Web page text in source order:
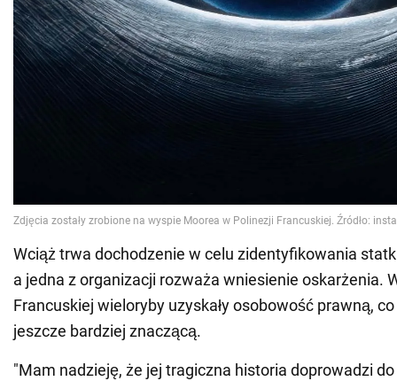
Wciąż trwa dochodzenie w celu zidentyfikowania
a jedna z organizacji rozważa wniesienie oskarżenia.
Francuskiej wieloryby uzyskały osobowość prawną,
jeszcze bardziej znaczącą.
"Mam nadzieję, że jej tragiczna historia doprowadzi